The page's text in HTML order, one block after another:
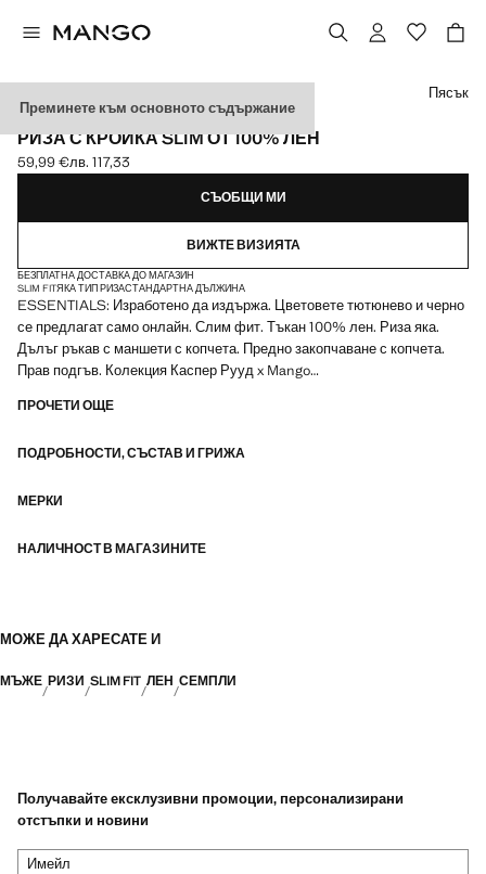
Преминете към основното съдържание
ESSENTIALS
РИЗА С КРОЙКА SLIM ОТ 100% ЛЕН
Текуща цена [59,99 € лв. 117,33]
59,99 €лв. 117,33
Изберете цвят
Пясък
СЪОБЩИ МИ
ВИЖТЕ ВИЗИЯТА
БЕЗПЛАТНА ДОСТАВКА ДО МАГАЗИН
SLIM FITЯКА ТИП РИЗАСТАНДАРТНА ДЪЛЖИНА
ESSENTIALS: Изработено да издържа. Цветовете тютюнево и черно
се предлагат само онлайн. Слим фит. Тъкан 100% лен. Риза яка.
Дълъг ръкав с маншети с копчета. Предно закопчаване с копчета.
Прав подгъв. Колекция Каспер Рууд x Mango
ESSENTIALS: Създадени да издържат. Усилихме нашите
устойчивост на нашите дрехи. Дизайнирани с внимателно обмислена
ПРОЧЕТИ ОЩЕ
ПОДРОБНОСТИ, СЪСТАВ И ГРИЖА
МЕРКИ
НАЛИЧНОСТ В МАГАЗИНИТЕ
МОЖЕ ДА ХАРЕСАТЕ И
МЪЖЕ РИЗИ SLIM FIT ЛЕН СЕМПЛИ
Получавайте ексклузивни промоции, персонализирани
отстъпки и новини
Имейл